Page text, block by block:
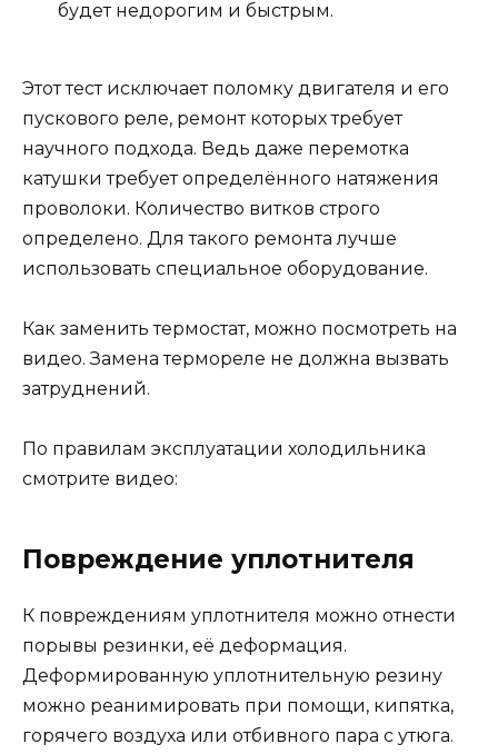
будет недорогим и быстрым.
Этот тест исключает поломку двигателя и его
пускового реле, ремонт которых требует
научного подхода. Ведь даже перемотка
катушки требует определённого натяжения
проволоки. Количество витков строго
определено. Для такого ремонта лучше
использовать специальное оборудование.
Как заменить термостат, можно посмотреть на
видео. Замена термореле не должна вызвать
затруднений.
По правилам эксплуатации холодильника
смотрите видео:
Повреждение уплотнителя
К повреждениям уплотнителя можно отнести
порывы резинки, её деформация.
Деформированную уплотнительную резину
можно реанимировать при помощи, кипятка,
горячего воздуха или отбивного пара с утюга.